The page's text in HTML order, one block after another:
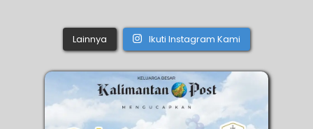
Lainnya Ikuti Instagram Kami